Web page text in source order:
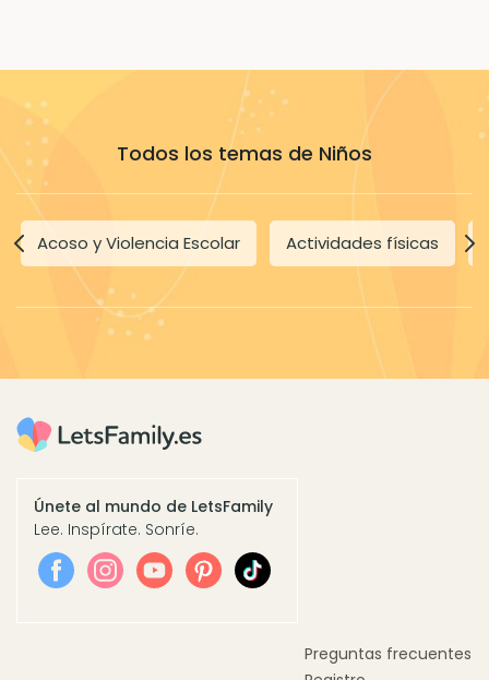
Todos los temas de Niños
Acoso y Violencia Escolar Actividades físicas
Únete al mundo de LetsFamily
Lee. Inspírate. Sonríe.
Preguntas frecuentes